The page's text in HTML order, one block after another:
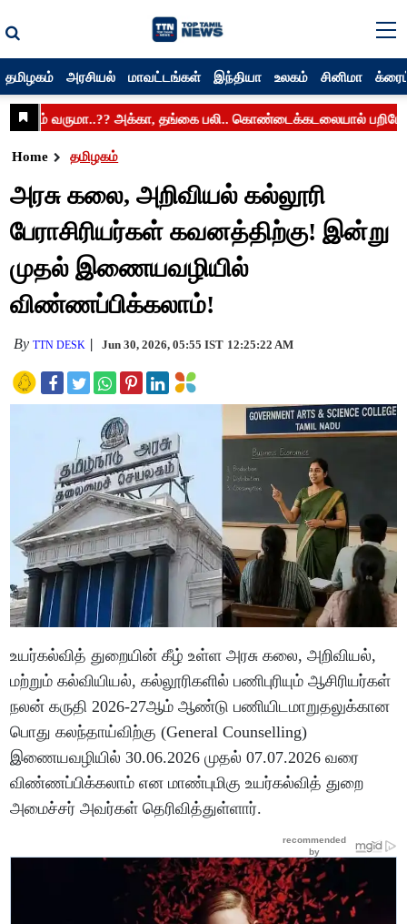
தமிழகம் அரசியல் மாவட்டங்கள் இந்தியா உலகம் சினிமா
Home தமிழகம்
அரசு கலை, அறிவியல் கல்லூரி
பேராசிரியர்கள் கவனத்திற்கு! இன்று
முதல் இணையவழியில்
விண்ணப்பிக்கலாம்!
ByTTN DESK Jun 30, 2026, 05:55 IST 12:25:22 AM
உயர்கல்வித் துறையின் கீழ் உள்ள அரசு கலை, அறிவியல்,
மற்றும் கல்வியியல், கல்லூரிகளில் பணிபுரியும் ஆசிரியர்கள்
நலன் கருதி 2026-27ஆம் ஆண்டு பணியிடமாறுதலுக்கான
பொது கலந்தாய்விற்கு (General Counselling)
இணையவழியில் 30.06.2026 முதல் 07.07.2026 வரை
விண்ணப்பிக்கலாம் என மாண்புமிகு உயர்கல்வித் துறை
அமைச்சர் அவர்கள் தெரிவித்துள்ளார்.